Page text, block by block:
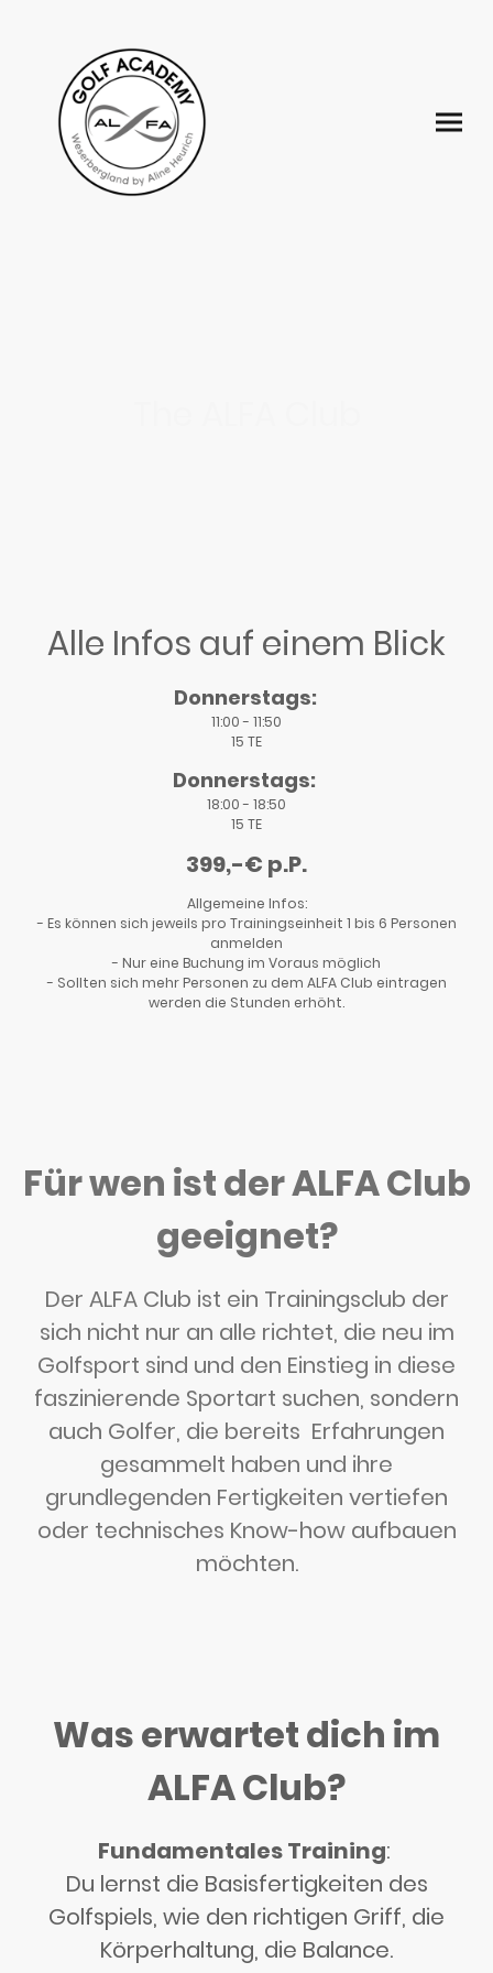
Alle Infos auf einem Blick
Donnerstags:
11:00 - 11:50
15 TE
Donnerstags:
18:00 - 18:50
15 TE
399,-€ p.P.
Allgemeine Infos:
- Es können sich jeweils pro Trainingseinheit 1 bis 6 Personen
anmelden
- Nur eine Buchung im Voraus möglich
- Sollten sich mehr Personen zu dem ALFA Club eintragen
werden die Stunden erhöht.
Für wen ist der ALFA Club
geeignet?
Der ALFA Club ist ein Trainingsclub der
sich nicht nur an alle richtet, die neu im
Golfsport sind und den Einstieg in diese
faszinierende Sportart suchen, sondern
auch Golfer, die bereits Erfahrungen
gesammelt haben und ihre
grundlegenden Fertigkeiten vertiefen
oder technisches Know-how aufbauen
möchten.
Was erwartet dich im
ALFA Club?
Fundamentales Training:
Du lernst die Basisfertigkeiten des
Golfspiels, wie den richtigen Griff, die
Körperhaltung, die Balance.